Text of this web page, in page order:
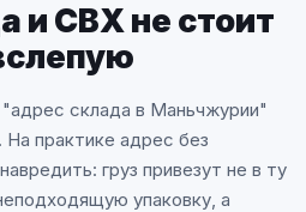
и СВХ не стоит
склада в Маньчжурии"
практике адрес без
груз привезут не в ту
упаковку, а